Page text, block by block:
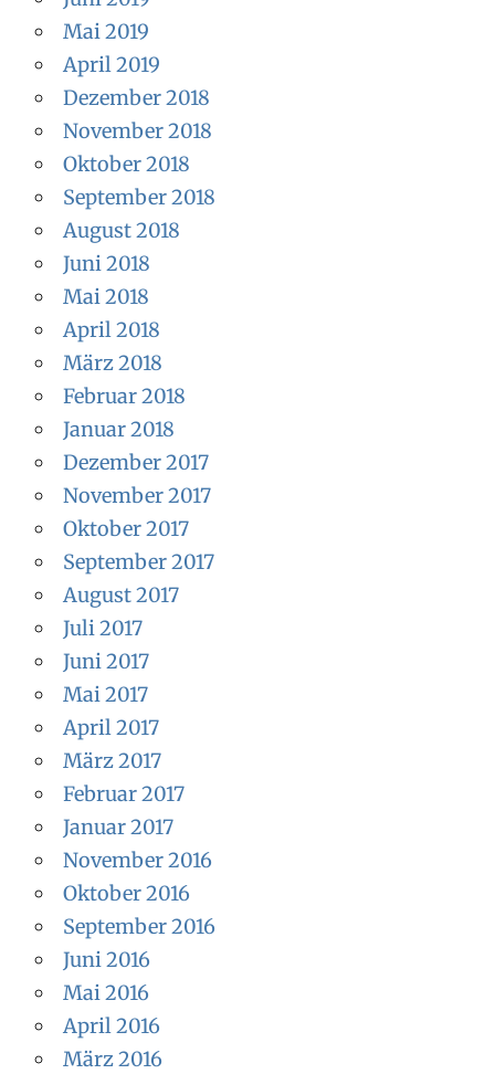
Mai 2019
April 2019
Dezember 2018
November 2018
Oktober 2018
September 2018
August 2018
Juni 2018
Mai 2018
April 2018
März 2018
Februar 2018
Januar 2018
Dezember 2017
November 2017
Oktober 2017
September 2017
August 2017
Juli 2017
Juni 2017
Mai 2017
April 2017
März 2017
Februar 2017
Januar 2017
November 2016
Oktober 2016
September 2016
Juni 2016
Mai 2016
April 2016
März 2016